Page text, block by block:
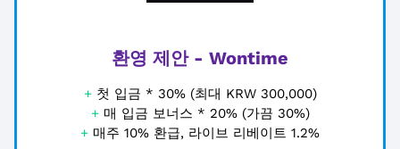
환영 제안 - Wontime
+ 첫 입금 * 30% (최대 KRW 300,000)
+ 매 입금 보너스 * 20% (가끔 30%)
+ 매주 10% 환급, 라이브 리베이트 1.2%